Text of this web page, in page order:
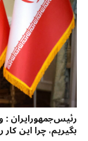
رئیس‌جمهورایران :
بگیریم، چرا این کار